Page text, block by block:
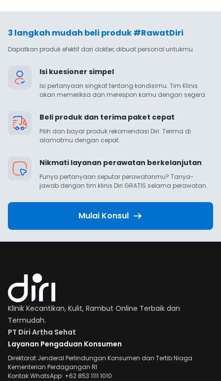
3 langkah mudah beli produk #RawatDiri
Dapatkan produk efektif dari dokter, dibuat personal untukmu.
Isi kuesioner simpel
Isi pertanyaan singkat tentang kondisimu. Tim Klinis
akan memeriksa dan merespon kamu dengan segera.
Beli produk dan terima paket cepat
Pilih dan bayar produk rekomendasi Diri. Terima di
alamatmu dengan cepat.
Nikmati layanan perawatan berkelanjutan
Punya pertanyaan seputar perawatanmu? Tanya-
jawab dengan tim klinis Diri GRATIS selama perawatan.
Mulai Konsul
Klinik Kecantikan, Kulit, Rambut Online Terbaik dan
Termudah.
PT Diri Artha Sehat
Layanan Pengaduan Konsumen
Direktorat Jenderal Perlindungan Konsumen dan Tertib Niaga
Kementerian Perdagangan RI
Kontak WhatsApp: +62 853 1111 1010